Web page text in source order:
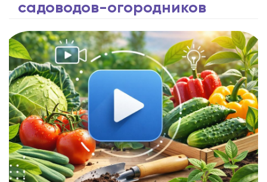
садоводов-огородников